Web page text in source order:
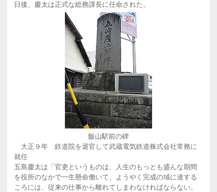
日後、慶太は正式な総務課長に任命された。
飯山駅前の碑
大正９年 鉄道院を退官して武蔵電気鉄道株式会社常務に
就任
五島慶太は「官吏というものは、人生のもっとも盛んな期間
を役所のなかで一生懸命働いて、ようやく完成の域に達する
ころには、従来の仕事から離れてしまわなければならない。